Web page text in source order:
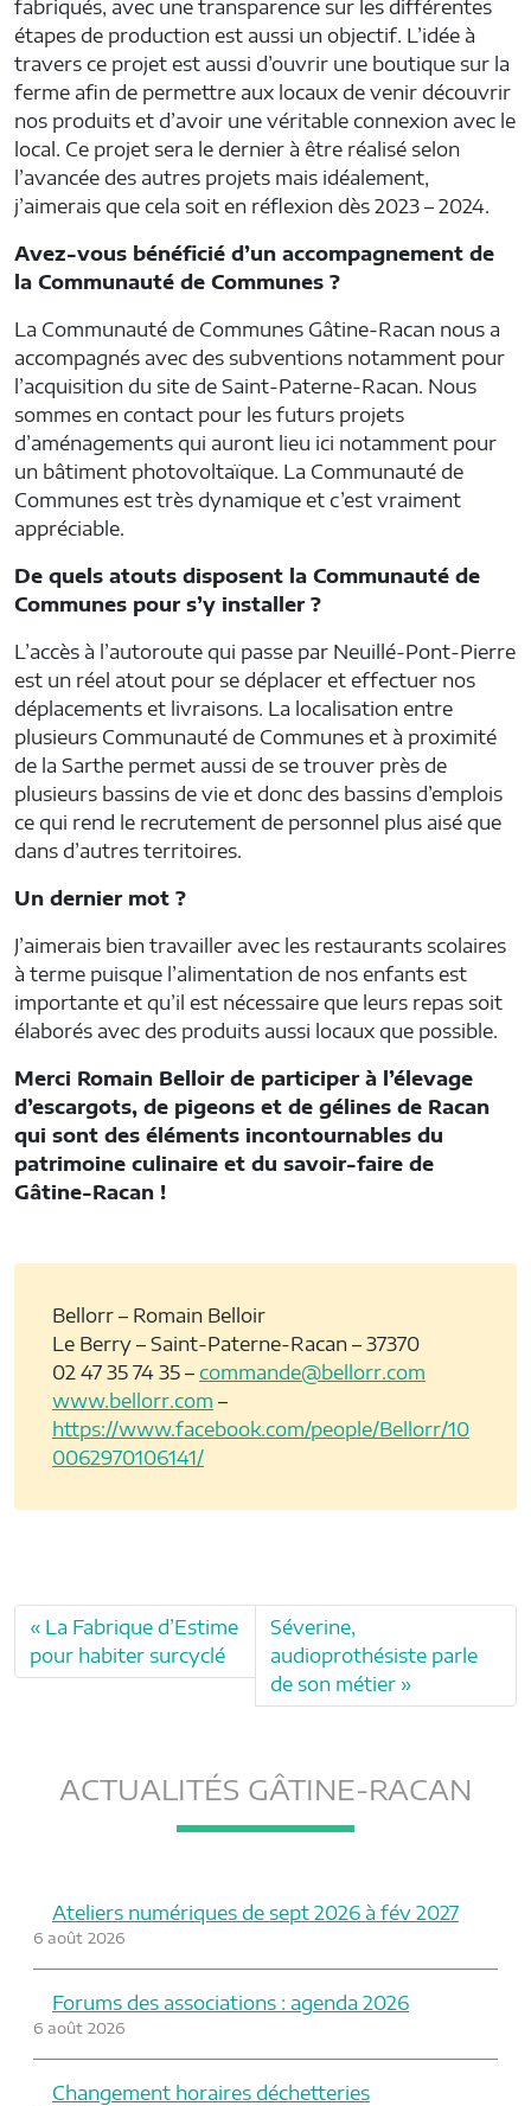
fabriqués, avec une transparence sur les différentes
étapes de production est aussi un objectif. L’idée à
travers ce projet est aussi d’ouvrir une boutique sur la
ferme afin de permettre aux locaux de venir découvrir
nos produits et d’avoir une véritable connexion avec le
local. Ce projet sera le dernier à être réalisé selon
l’avancée des autres projets mais idéalement,
j’aimerais que cela soit en réflexion dès 2023 – 2024.
Avez-vous bénéficié d’un accompagnement de
la Communauté de Communes ?
La Communauté de Communes Gâtine-Racan nous a
accompagnés avec des subventions notamment pour
l’acquisition du site de Saint-Paterne-Racan. Nous
sommes en contact pour les futurs projets
d’aménagements qui auront lieu ici notamment pour
un bâtiment photovoltaïque. La Communauté de
Communes est très dynamique et c’est vraiment
appréciable.
De quels atouts disposent la Communauté de
Communes pour s’y installer ?
L’accès à l’autoroute qui passe par Neuillé-Pont-Pierre
est un réel atout pour se déplacer et effectuer nos
déplacements et livraisons. La localisation entre
plusieurs Communauté de Communes et à proximité
de la Sarthe permet aussi de se trouver près de
plusieurs bassins de vie et donc des bassins d’emplois
ce qui rend le recrutement de personnel plus aisé que
dans d’autres territoires.
Un dernier mot ?
J’aimerais bien travailler avec les restaurants scolaires
à terme puisque l’alimentation de nos enfants est
importante et qu’il est nécessaire que leurs repas soit
élaborés avec des produits aussi locaux que possible.
Merci Romain Belloir de participer à l’élevage
d’escargots, de pigeons et de gélines de Racan
qui sont des éléments incontournables du
patrimoine culinaire et du savoir-faire de
Gâtine-Racan !
Bellorr – Romain Belloir
Le Berry – Saint-Paterne-Racan – 37370
02 47 35 74 35 – commande@bellorr.com
www.bellorr.com –
https://www.facebook.com/people/Bellorr/10
0062970106141/
La Fabrique d’Estime
pour habiter surcyclé
Séverine,
audioprothésiste parle
de son métier
ACTUALITÉS GÂTINE-RACAN
Ateliers numériques de sept 2026 à fév 2027
6 août 2026
Forums des associations : agenda 2026
6 août 2026
Changement horaires déchetteries